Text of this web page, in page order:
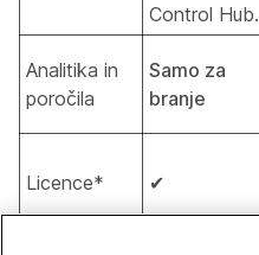
Control Hub.
Analitika in
poročila
Samo za
branje
Licence* ✔